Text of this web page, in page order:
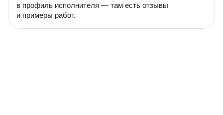
в профиль исполнителя — там есть отзывы
и примеры работ.